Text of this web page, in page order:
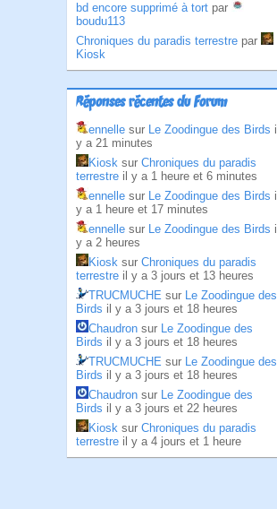
bd encore supprimé à tort par
boudu113
Chroniques du paradis terrestre par
Kiosk
Réponses récentes du Forum
ennelle sur Le Zoodingue des Birds il
y a 21 minutes
Kiosk sur Chroniques du paradis
terrestre il y a 1 heure et 6 minutes
ennelle sur Le Zoodingue des Birds il
y a 1 heure et 17 minutes
ennelle sur Le Zoodingue des Birds il
y a 2 heures
Kiosk sur Chroniques du paradis
terrestre il y a 3 jours et 13 heures
TRUCMUCHE sur Le Zoodingue des
Birds il y a 3 jours et 18 heures
Chaudron sur Le Zoodingue des
Birds il y a 3 jours et 18 heures
TRUCMUCHE sur Le Zoodingue des
Birds il y a 3 jours et 18 heures
Chaudron sur Le Zoodingue des
Birds il y a 3 jours et 22 heures
Kiosk sur Chroniques du paradis
terrestre il y a 4 jours et 1 heure